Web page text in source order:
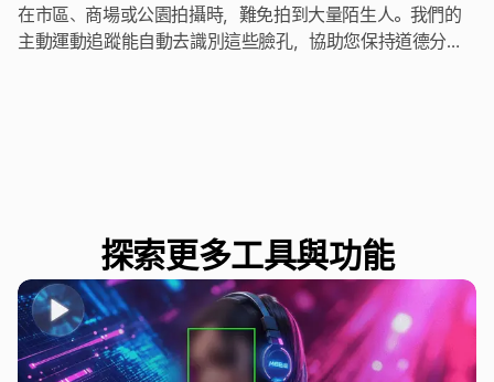
在市區、商場或公園拍攝時，難免拍到大量陌生人。我們的
主動運動追蹤能自動去識別這些臉孔，協助您保持道德分享
探索更多工具與功能